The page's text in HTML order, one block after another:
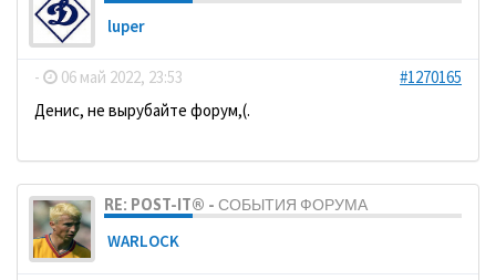
luper
- 06 май 2022, 23:53
#1270165
Денис, не вырубайте форум,(.
RE: POST-IT® - СОБЫТИЯ ФОРУМА
WARLOCK